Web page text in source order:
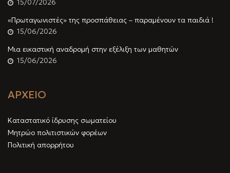
15/07/2026
«Πρωταγωνιστές» της προσπάθειας – παραμένουν τα παιδιά !
15/06/2026
Μια εικαστική αναδρομή στην εξέλιξη των μαθητών
15/06/2026
ΑΡΧΕΙΟ
Καταστατικό ίδρυσης σωματείου
Μητρώο πολιτιστικών φορέων
Πολιτική απορρήτου